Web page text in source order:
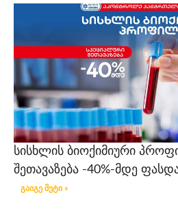
სისხლის ბიოქიმიური
შეთავაზება -40%-მდე
გაიგე მეტი »